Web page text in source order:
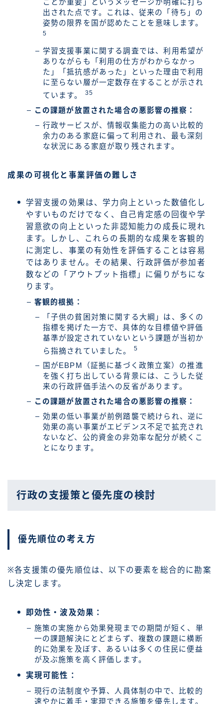
ことが重要」というメッセージが明確に打ち
出された点です。これは、従来の「待ち」の
姿勢の限界を国が認めたことを意味します。
5
学習支援事業に関する調査では、利用希望が
ありながらも「利用の仕方がわからなかっ
た」「抵抗感があった」といった理由で利用
に至らない層が一定数存在することが示され
ています。 35
この課題が放置された場合の悪影響の推察：
行政サービスが、情報収集能力の高い比較的
余力のある家庭に偏って利用され、最も深刻
な状況にある家庭が取り残されます。
成果の可視化と事業評価の難しさ
学習支援の効果は、学力向上といった数値化し
やすいものだけでなく、自己肯定感の回復や学
習意欲の向上といった非認知能力の成長に現れ
ます。しかし、これらの長期的な成果を客観的
に測定し、事業の有効性を評価することは容易
ではありません。その結果、行政評価が参加者
数などの「アウトプット指標」に偏りがちにな
ります。
客観的根拠：
「子供の貧困対策に関する大綱」は、多くの
指標を掲げた一方で、具体的な目標値や評価
基準が設定されていないという課題が当初か
ら指摘されていました。 5
国がEBPM（証拠に基づく政策立案）の推進
を強く打ち出している背景には、こうした従
来の行政評価手法への反省があります。
この課題が放置された場合の悪影響の推察：
効果の低い事業が前例踏襲で続けられ、逆に
効果の高い事業がエビデンス不足で拡充され
ないなど、公的資金の非効率な配分が続くこ
とになります。
行政の支援策と優先度の検討
優先順位の考え方
※各支援策の優先順位は、以下の要素を総合的に勘案
し決定します。
即効性・波及効果：
施策の実施から効果発現までの期間が短く、単
一の課題解決にとどまらず、複数の課題に横断
的に効果を及ぼす、あるいは多くの住民に便益
が及ぶ施策を高く評価します。
実現可能性：
現行の法制度や予算、人員体制の中で、比較的
速やかに着手・実現できる施策を優先します。